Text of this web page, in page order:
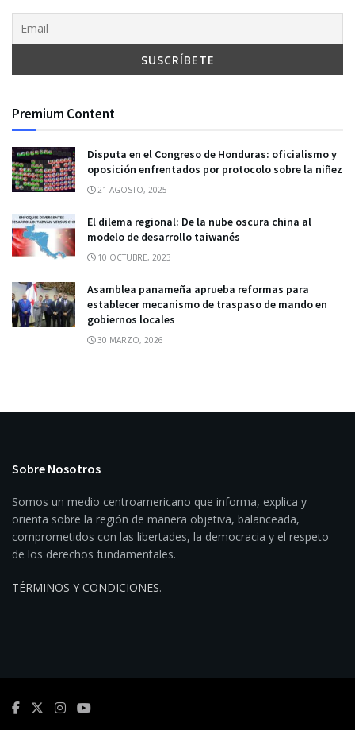
Premium Content
Disputa en el Congreso de Honduras: oficialismo y
oposición enfrentados por protocolo sobre la niñez
21 AGOSTO, 2025
El dilema regional: De la nube oscura china al
modelo de desarrollo taiwanés
10 OCTUBRE, 2023
Asamblea panameña aprueba reformas para
establecer mecanismo de traspaso de mando en
gobiernos locales
30 MARZO, 2026
Sobre Nosotros
Somos un medio centroamericano que informa, explica y
orienta sobre la región de manera objetiva, balanceada,
comprometidos con las libertades, la democracia y el respeto
de los derechos fundamentales.
TÉRMINOS Y CONDICIONES.